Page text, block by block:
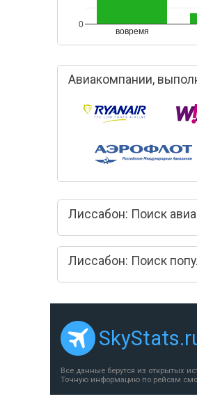
вовремя
0
Авиакомпании,
Лиссабон: Поиск
Лиссабон: Поиск
Все данные берутся из открытых
Точную информацию по рейсам